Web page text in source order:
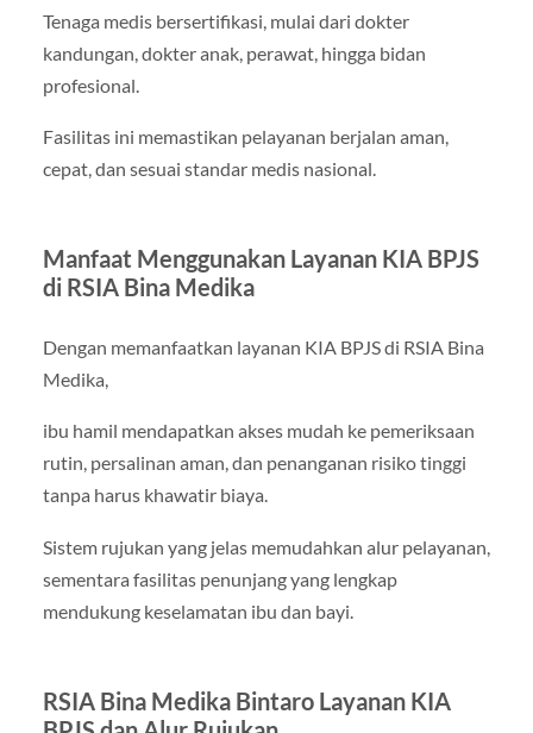
Tenaga medis bersertifikasi, mulai dari dokter
kandungan, dokter anak, perawat, hingga bidan
profesional.
Fasilitas ini memastikan pelayanan berjalan aman,
cepat, dan sesuai standar medis nasional.
Manfaat Menggunakan Layanan KIA BPJS
di RSIA Bina Medika
Dengan memanfaatkan layanan KIA BPJS di RSIA Bina
Medika,
ibu hamil mendapatkan akses mudah ke pemeriksaan
rutin, persalinan aman, dan penanganan risiko tinggi
tanpa harus khawatir biaya.
Sistem rujukan yang jelas memudahkan alur pelayanan,
sementara fasilitas penunjang yang lengkap
mendukung keselamatan ibu dan bayi.
RSIA Bina Medika Bintaro Layanan KIA